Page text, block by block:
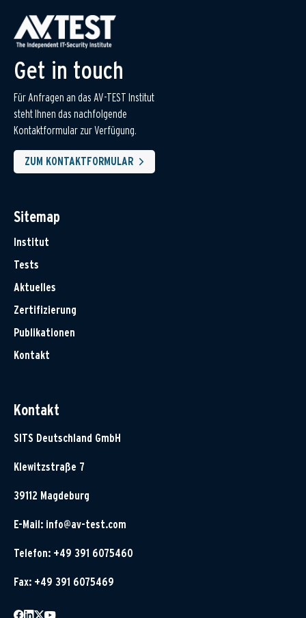
Get in touch
Für Anfragen an das AV-TEST Institut
steht Ihnen das nachfolgende
Kontaktformular zur Verfügung.
ZUM KONTAKTFORMULAR
Sitemap
Institut
Tests
Aktuelles
Zertifizierung
Publikationen
Kontakt
Kontakt
SITS Deutschland GmbH
Klewitzstraße 7
39112 Magdeburg
E-Mail: info@av-test.com
Telefon: +49 391 6075460
Fax: +49 391 6075469